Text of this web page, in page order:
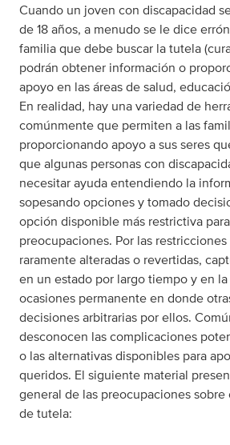
Cuando un joven con discapacidad
de 18 años, a menudo se le dice
familia que debe buscar la tutela
podrán obtener información o
apoyo en las áreas de salud,
En realidad, hay una variedad de
comúnmente que permiten a las
proporcionando apoyo a sus seres
que algunas personas con
necesitar ayuda entendiendo la
sopesando opciones y tomado
opción disponible más restrictiva
preocupaciones. Por las
raramente alteradas o revertidas,
en un estado por largo tiempo y en
ocasiones permanente en donde
decisiones arbitrarias por ellos.
desconocen las complicaciones
o las alternativas disponibles para
queridos. El siguiente material
general de las preocupaciones
de tutela: